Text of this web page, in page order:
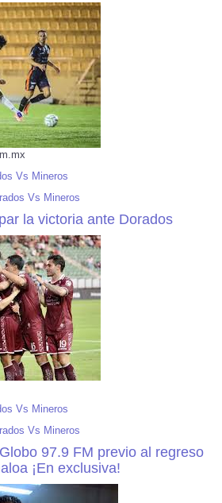
Vs Mineros
Vs Mineros
la victoria ante Dorados
Vs Mineros
Vs Mineros
97.9 FM previo al regreso
¡En exclusiva!